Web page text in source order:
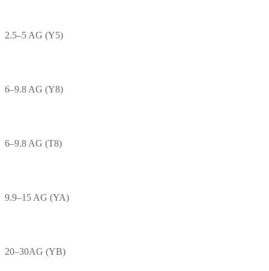
2.5–5 AG (Y5)
6–9.8 AG (Y8)
6–9.8 AG (T8)
9.9–15 AG (YA)
20–30AG (YB)